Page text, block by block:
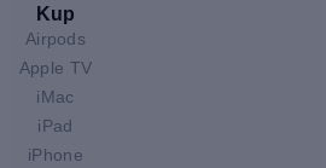
Kup
Airpods
Apple TV
iMac
iPad
iPhone